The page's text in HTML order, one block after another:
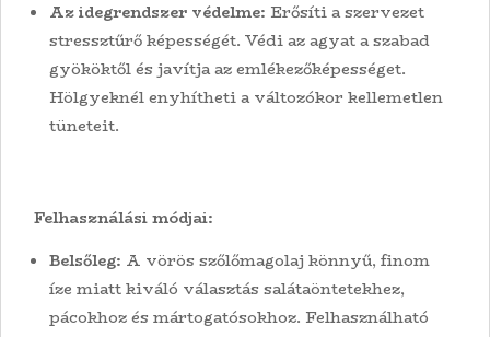
Az idegrendszer védelme: Erősíti a szervezet
stressztűrő képességét. Védi az agyat a szabad
gyököktől és javítja az emlékezőképességet.
Hölgyeknél enyhítheti a változókor kellemetlen
tüneteit.
Felhasználási módjai:
Belsőleg: A vörös szőlőmagolaj könnyű, finom
íze miatt kiváló választás salátaöntetekhez,
pácokhoz és mártogatósokhoz. Felhasználható